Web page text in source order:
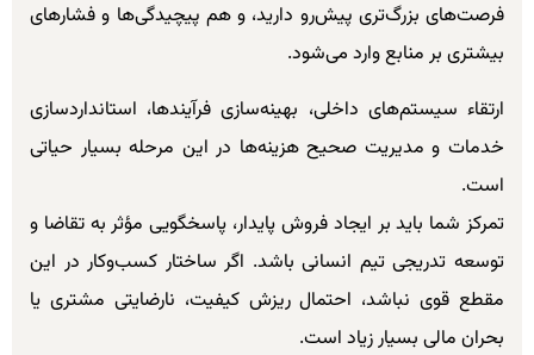
فرصت‌های بزرگ‌تری پیش‌رو دارید، و هم پیچیدگی‌ها و فشارهای
بیشتری بر منابع وارد می‌شود.
ارتقاء سیستم‌های داخلی، بهینه‌سازی فرآیندها، استانداردسازی
خدمات و مدیریت صحیح هزینه‌ها در این مرحله بسیار حیاتی
است.
تمرکز شما باید بر ایجاد فروش پایدار، پاسخگویی مؤثر به تقاضا و
توسعه تدریجی تیم انسانی باشد. اگر ساختار کسب‌وکار در این
مقطع قوی نباشد، احتمال ریزش کیفیت، نارضایتی مشتری یا
بحران مالی بسیار زیاد است.